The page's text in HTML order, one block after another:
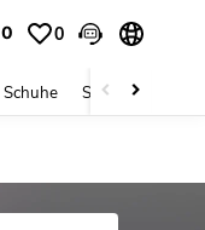
0 0
Schuhe Schmuck &